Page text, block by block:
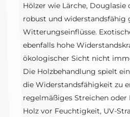
Hölzer wie Lärche, Douglasie
robust und widerstandsfähig
Witterungseinflüsse.
ebenfalls hohe
ökologischer Sicht nicht
Die Holzbehandlung spielt
die Widerstandsfähigkeit zu
regelmäßiges Streichen oder
Holz vor Feuchtigkeit, UV-